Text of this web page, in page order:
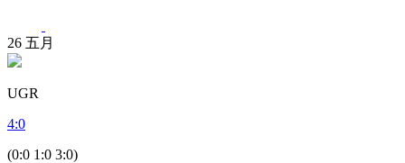
26 五月
UGR
4:0
(0:0 1:0 3:0)